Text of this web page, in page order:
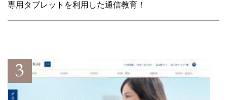
専用タブレットを利用した通信教育！